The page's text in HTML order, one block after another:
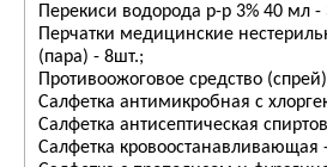
Перекиси водорода р-р 3% 40 мл -
Перчатки медицинские
(пара) - 8шт.;
Противоожоговое средство
Салфетка антимикробная с
Салфетка антисептическая
Салфетка кровоостанавливающая